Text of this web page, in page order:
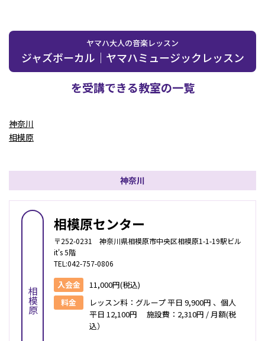
ヤマハ大人の音楽レッスン
ジャズボーカル｜ヤマハミュージックレッスン
を受講できる教室の一覧
神奈川
相模原
神奈川
相模原
相模原センター
〒252-0231 神奈川県相模原市中央区相模原1-1-19駅ビル
it's 5階
TEL:042-757-0806
入会金
11,000円(税込)
料金
レッスン料：グループ 平日 9,900円 、個人
平日 12,100円 施設費：2,310円 / 月額(税
込）